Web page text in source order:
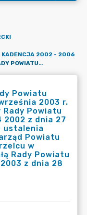
KADENCJA 2002 - 2006
UCHWAŁA NR XII 85 2003 RADY POWIATU ZGORZELECKIEGO Z DNIA 29 WRZEŚNIA 2003 R. W SPRAWIE ZMIANY UCHWAŁY RADY POWIATU ZGORZELECKIEGO NR LVII 334 2002 Z DNIA 27 CZERWCA 2002 R. W SPRAWIE USTALENIA KWOTY PORĘCZENIA PRZEZ ZARZĄD POWIATU KREDYTU DLA SP ZOZ W ZGORZELCU W BRZMIENIU NADANYM UCHWAŁĄ RADY POWIATU ZGORZELECKIEGO NR VIII/57/2003 Z DNIA 28 MAJA 2003 R.
Powiatu
2003 r.
Rady Powiatu
2002 z dnia 27
ustalenia
Powiatu
w
Rady Powiatu
z dnia 28